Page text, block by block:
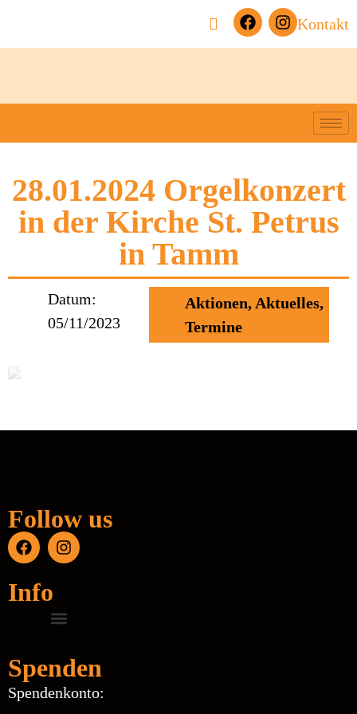
Kontakt
28.01.2024 Orgelkonzert
in der Kirche St. Petrus
in Tamm
Datum:
05/11/2023
Aktionen, Aktuelles,
Termine
Follow us
Info
Spenden
Spendenkonto: